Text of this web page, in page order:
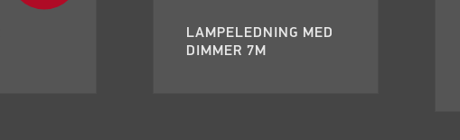
LAMPELEDNING MED
DIMMER 7M